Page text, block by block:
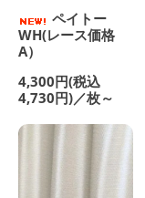
ペイトー
WH(レース価格
A）
4,300円(税込
4,730円)／枚～